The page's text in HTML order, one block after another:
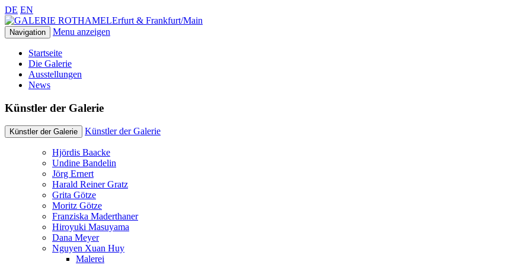
DE EN
Erfurt & Frankfurt/Main
Navigation Menu anzeigen
Startseite
Die Galerie
Ausstellungen
News
Künstler der Galerie
Künstler der Galerie Künstler der Galerie
Hjördis Baacke
Undine Bandelin
Jörg Ernert
Harald Reiner Gratz
Grita Götze
Moritz Götze
Franziska Maderthaner
Hiroyuki Masuyama
Dana Meyer
Nguyen Xuan Huy
Malerei